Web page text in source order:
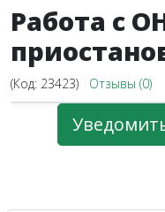
Работа с
(Код: 23423) Отзывы (0)